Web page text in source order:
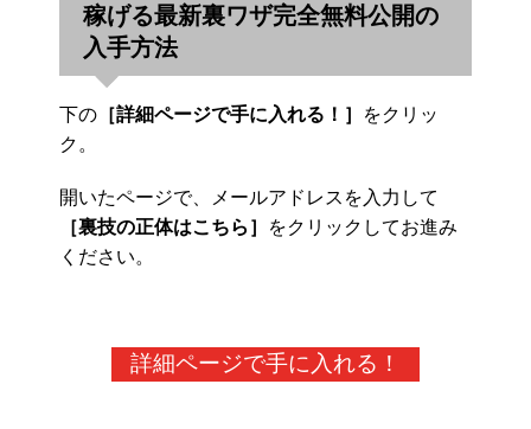
稼げる最新裏ワザ完全無料公開の
入手方法
下の ［詳細ページで手に入れる！］
をクリッ
ク。
開いたページで、メールアドレスを入力して
［裏技の正体はこちら］
をクリックしてお進み
ください。
詳細ページで手に入れる！